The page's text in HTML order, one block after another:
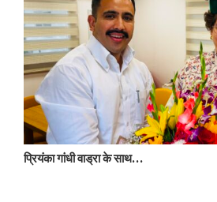
प्रियंका गांधी वाड्रा के साथ…